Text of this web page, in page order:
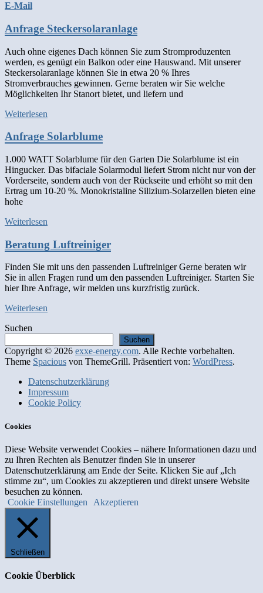
E-Mail
Anfrage Steckersolaranlage
Auch ohne eigenes Dach können Sie zum Stromproduzenten
werden, es genügt ein Balkon oder eine Hauswand. Mit unserer
Steckersolaranlage können Sie in etwa 20 % Ihres
Stromverbrauches gewinnen. Gerne beraten wir Sie welche
Möglichkeiten Ihr Stanort bietet, und liefern und
Weiterlesen
Anfrage Solarblume
1.000 WATT Solarblume für den Garten Die Solarblume ist ein
Hingucker. Das bifaciale Solarmodul liefert Strom nicht nur von der
Vorderseite, sondern auch von der Rückseite und erhöht so mit den
Ertrag um 10-20 %. Monokristaline Silizium-Solarzellen bieten eine
hohe
Weiterlesen
Beratung Luftreiniger
Finden Sie mit uns den passenden Luftreiniger Gerne beraten wir
Sie in allen Fragen rund um den passenden Luftreiniger. Starten Sie
hier Ihre Anfrage, wir melden uns kurzfristig zurück.
Weiterlesen
Suchen
Suchen
Copyright © 2026 exxe-energy.com. Alle Rechte vorbehalten.
Theme Spacious von ThemeGrill. Präsentiert von: WordPress.
Datenschutzerklärung
Impressum
Cookie Policy
Cookies
Diese Website verwendet Cookies – nähere Informationen dazu und
zu Ihren Rechten als Benutzer finden Sie in unserer
Datenschutzerklärung am Ende der Seite. Klicken Sie auf „Ich
stimme zu“, um Cookies zu akzeptieren und direkt unsere Website
besuchen zu können.
Cookie Einstellungen
Akzeptieren
Schließen
Cookie Überblick